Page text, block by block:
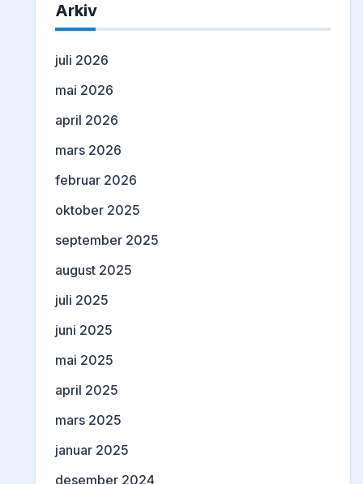
Arkiv
juli 2026
mai 2026
april 2026
mars 2026
februar 2026
oktober 2025
september 2025
august 2025
juli 2025
juni 2025
mai 2025
april 2025
mars 2025
januar 2025
desember 2024